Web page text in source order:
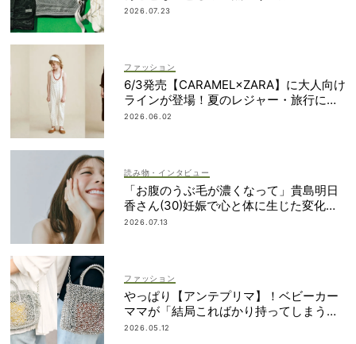
上げアイテム」
2026.07.23
ファッション
6/3発売【CARAMEL×ZARA】に大人向け
ラインが登場！夏のレジャー・旅行にも
おすすめ
2026.06.02
読み物・インタビュー
「お腹のうぶ毛が濃くなって」貴島明日
香さん(30)妊娠で心と体に生じた変化も
「愛しいです」
2026.07.13
ファッション
やっぱり【アンテプリマ】！ベビーカー
ママが「結局こればかり持ってしまう」
納得の理由
2026.05.12